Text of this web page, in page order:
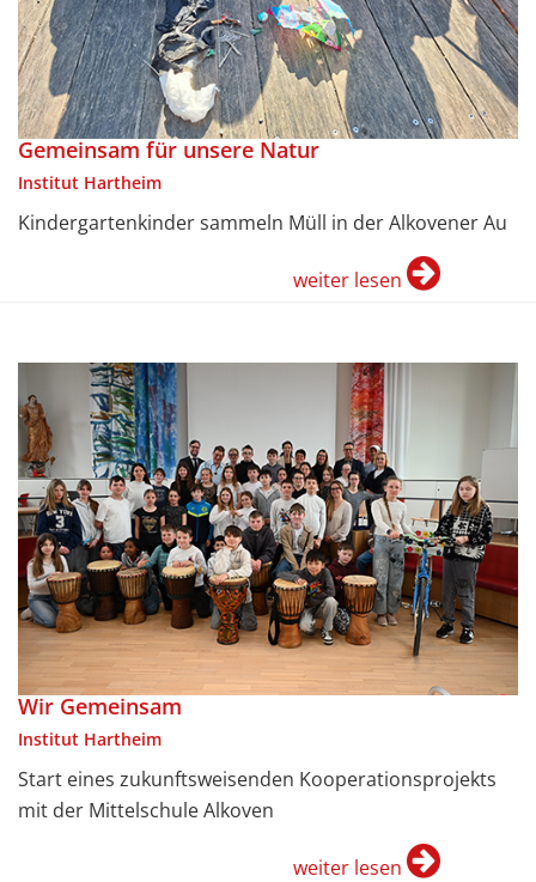
Gemeinsam für unsere Natur
Institut Hartheim
Kindergartenkinder sammeln Müll in der Alkovener Au
weiter lesen
Wir Gemeinsam
Institut Hartheim
Start eines zukunftsweisenden Kooperationsprojekts
mit der Mittelschule Alkoven
weiter lesen